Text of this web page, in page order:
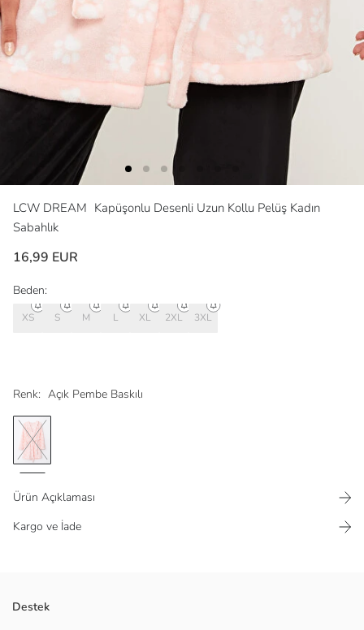
LCW DREAM Kapüşonlu Desenli Uzun Kollu Pelüş Kadın
Sabahlık
16,99 EUR
Renk: Açık Pembe Baskılı
Beden:
XS S M L XL 2XL 3XL
Ürün Açıklaması
Kargo ve İade
Önde çift cepli
Destek